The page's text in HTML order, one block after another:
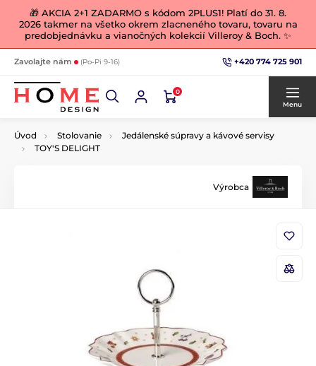
🎁 AKCIA 2+1 ZADARMO s kódom 2PLUS1! Platí do 31. 8.
2026 takmer na všetko okrem zlacneného tovaru, tovaru na
predobjednávku a vianočných kolekcií Villeroy & Boch. ✨
Zavolajte nám (Po-Pi 9-16) +420 774 725 901
0
Menu
Úvod Stolovanie
Jedálenské súpravy a kávové servisy
TOY'S DELIGHT
Výrobca